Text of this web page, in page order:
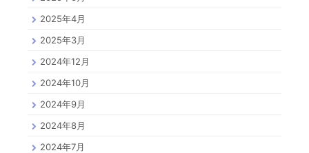
2025年4月
2025年3月
2024年12月
2024年10月
2024年9月
2024年8月
2024年7月